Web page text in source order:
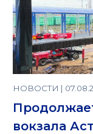
НОВОСТИ |
вокзала